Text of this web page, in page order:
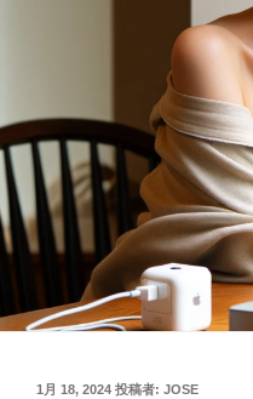
投
1月 18, 2024 投稿者: JOSE